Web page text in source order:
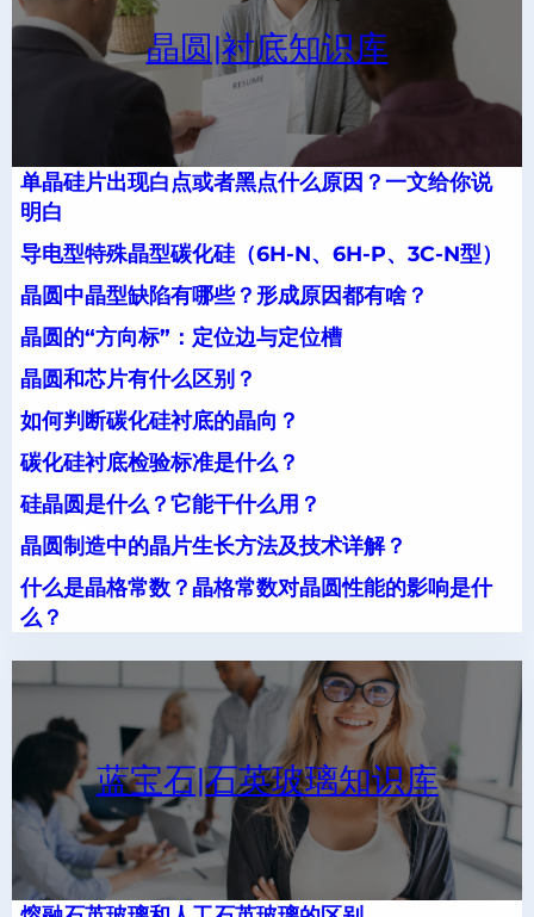
晶圆|衬底知识库
单晶硅片出现白点或者黑点什么原因？一文给你说
明白
导电型特殊晶型碳化硅（6H-N、6H-P、3C-N型）
晶圆中晶型缺陷有哪些？形成原因都有啥？
晶圆的“方向标”：定位边与定位槽
晶圆和芯片有什么区别？
如何判断碳化硅衬底的晶向？
碳化硅衬底检验标准是什么？
硅晶圆是什么？它能干什么用？
晶圆制造中的晶片生长方法及技术详解？
什么是晶格常数？晶格常数对晶圆性能的影响是什
么？
蓝宝石|石英玻璃知识库